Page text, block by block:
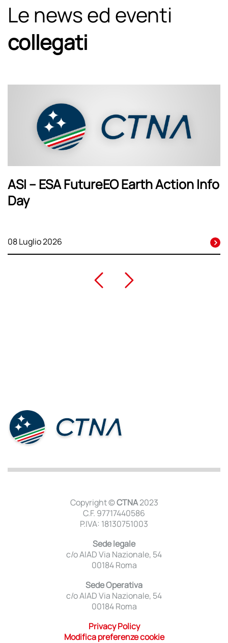
Le news ed eventi
collegati
ASI – ESA FutureEO Earth Action Info
Day
08 Luglio 2026
Copyright ©CTNA2023
C.F. 97717440586
P.IVA: 18130751003
Sede legale
c/o AIAD Via Nazionale, 54
00184 Roma
Sede Operativa
c/o AIAD Via Nazionale, 54
00184 Roma
Privacy Policy
Modifica preferenze cookie